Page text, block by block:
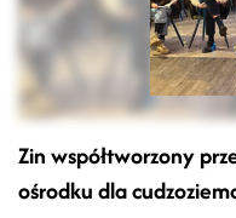
Zin współtworzony
ośrodku dla